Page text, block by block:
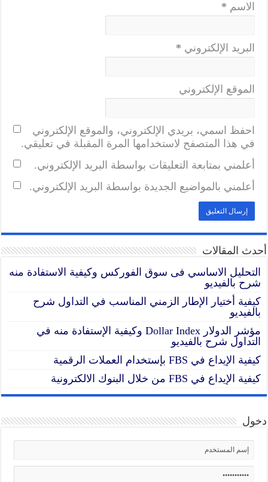
الاسم *
البريد الإلكتروني *
الموقع الإلكتروني
احفظ اسمي، بريدي الإلكتروني، والموقع الإلكتروني
في هذا المتصفح لاستخدامها المرة المقبلة في تعليقي.
أعلمني بمتابعة التعليقات بواسطة البريد الإلكتروني.
أعلمني بالمواضيع الجديدة بواسطة البريد الإلكتروني.
أحدث المقالات
التحليل الاساسي فى سوق الفوركس وكيفية الاستفادة منه
شرح بالفيديو
كيفية أختيار الإطار الزمني المناسب في التداول شرح
بالفيديو
مؤشر الدولار Dollar Index وكيفية الإستفادة منه في
التداول شرح بالفيديو
كيفية الإيداع في FBS بإستخدام العملات الرقمية
كيفية الإيداع في FBS من خلال البنوك الالكترونية
دخول